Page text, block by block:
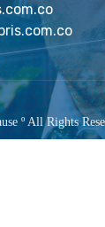
ºAll Rights